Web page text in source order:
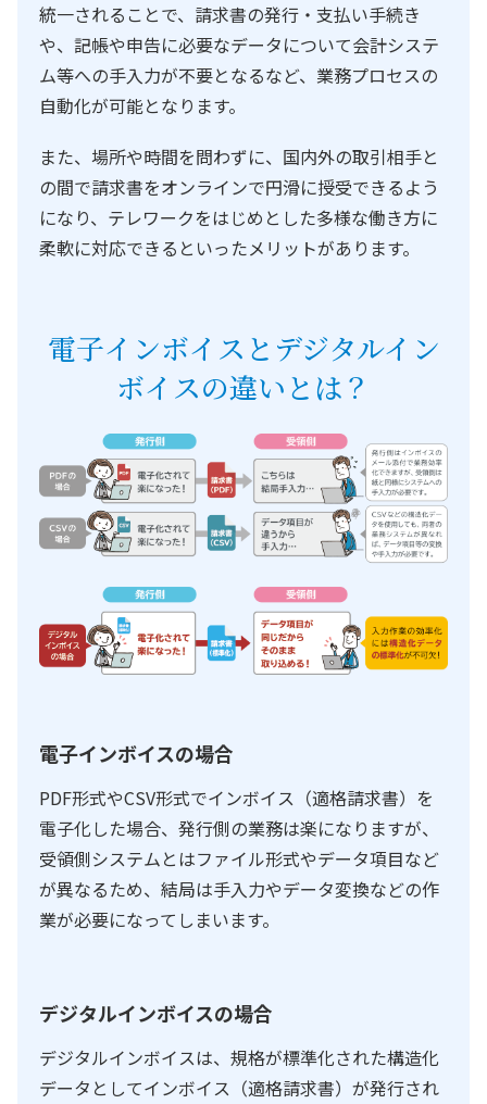
統一されることで、請求書の発行・支払い手続き
や、記帳や申告に必要なデータについて会計システ
ム等への手入力が不要となるなど、業務プロセスの
自動化が可能となります。
また、場所や時間を問わずに、国内外の取引相手と
の間で請求書をオンラインで円滑に授受できるよう
になり、テレワークをはじめとした多様な働き方に
柔軟に対応できるといったメリットがあります。
電子インボイスとデジタルイン
ボイスの違いとは？
電子インボイスの場合
PDF形式やCSV形式でインボイス（適格請求書）を
電子化した場合、発行側の業務は楽になりますが、
受領側システムとはファイル形式やデータ項目など
が異なるため、結局は手入力やデータ変換などの作
業が必要になってしまいます。
デジタルインボイスの場合
デジタルインボイスは、規格が標準化された構造化
データとしてインボイス（適格請求書）が発行され